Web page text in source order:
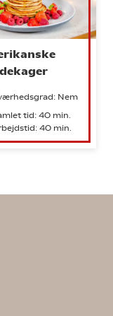
Nem
tid: 40 min.
40 min.